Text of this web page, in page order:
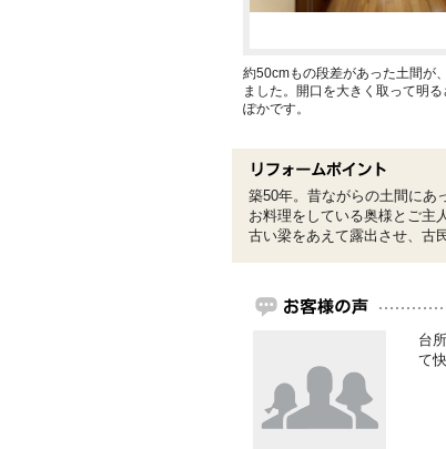
約50cmもの段差があった土間が
ました。開口を大きく取って明
ぽかです。
築50年。昔ながらの土間にあ
お料理をしている奥様とご主
古い梁をあえて露出させ、古
台
て